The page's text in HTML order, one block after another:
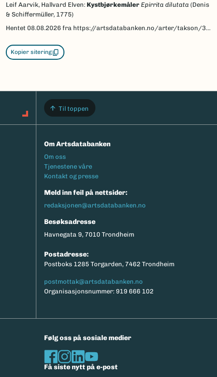
Leif Aarvik, Hallvard Elven: Kystbjørkemåler Epirrita dilutata (Denis
& Schiffermüller, 1775)
Hentet 08.08.2026 fra https://artsdatabanken.no/arter/takson/30071/beskrivelse
Kopier sitering
Til toppen
Om Artsdatabanken
Footermeny
Om oss
Tjenestene våre
Kontakt og presse
Meld inn feil på nettsider:
redaksjonen@artsdatabanken.no
Besøksadresse
Havnegata 9, 7010 Trondheim
Postadresse:
Postboks 1285 Torgarden, 7462 Trondheim
postmottak@artsdatabanken.no
Organisasjonsnummer: 919 666 102
Følg oss på sosiale medier
Få siste nytt på e-post